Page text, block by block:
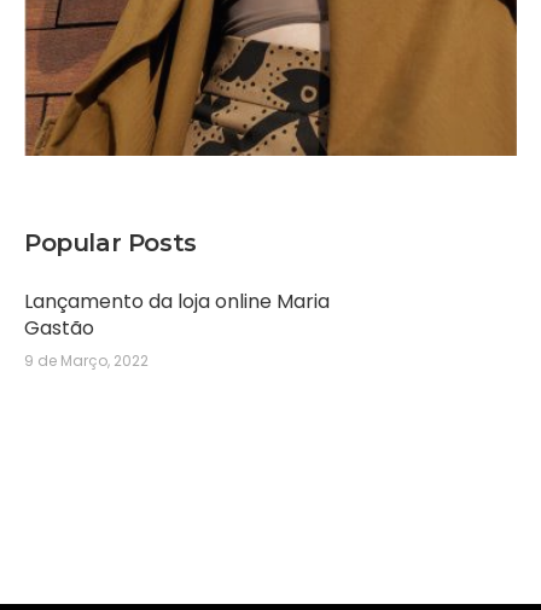
Popular Posts
Lançamento da loja online Maria
Gastão
9 de Março, 2022